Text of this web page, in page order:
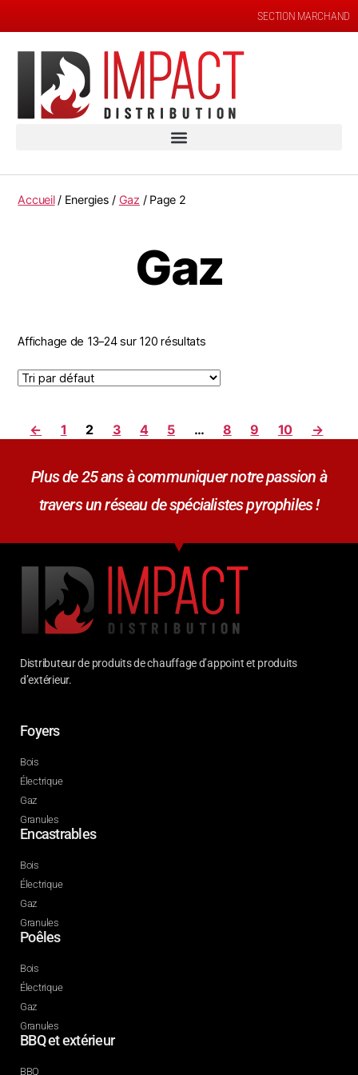
SECTION MARCHAND
Accueil/ Energies / Gaz / Page 2
Gaz
Affichage de 13–24 sur 120 résultats
← 1 2 3 4 5 … 8 9 10 →
Plus de 25 ans à communiquer notre passion à
travers un réseau de spécialistes pyrophiles !
Distributeur de produits de chauffage d’appoint et produits
d’extérieur.
Foyers
Bois
Électrique
Gaz
Granules
Encastrables
Bois
Électrique
Gaz
Granules
Poêles
Bois
Électrique
Gaz
Granules
BBQ et extérieur
BBQ